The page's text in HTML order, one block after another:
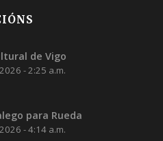
de Vigo
- 2:25 a.m.
para Rueda
- 4:14 a.m.